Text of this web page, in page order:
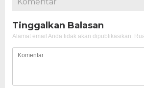
Tinggalkan Balasan
Alamat email Anda tidak akan dipublikasikan.